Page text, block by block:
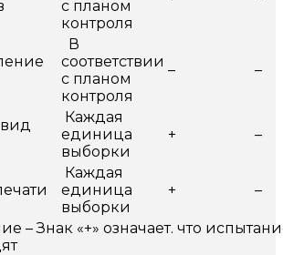
с планом
контроля
В
соответствии
с планом
контроля
– –
Каждая
единица
выборки
+ –
Каждая
единица
выборки
+ –
– Знак «+» означает. что